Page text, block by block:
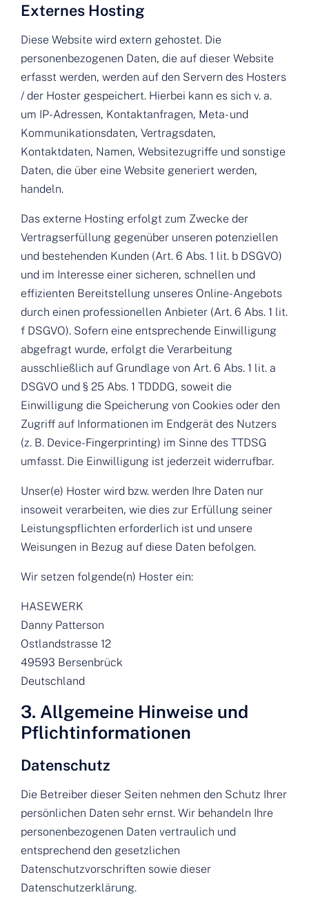
Externes Hosting
Diese Website wird extern gehostet. Die
personenbezogenen Daten, die auf dieser Website
erfasst werden, werden auf den Servern des Hosters
/ der Hoster gespeichert. Hierbei kann es sich v. a.
um IP-Adressen, Kontaktanfragen, Meta- und
Kommunikationsdaten, Vertragsdaten,
Kontaktdaten, Namen, Websitezugriffe und sonstige
Daten, die über eine Website generiert werden,
handeln.
Das externe Hosting erfolgt zum Zwecke der
Vertragserfüllung gegenüber unseren potenziellen
und bestehenden Kunden (Art. 6 Abs. 1 lit. b DSGVO)
und im Interesse einer sicheren, schnellen und
effizienten Bereitstellung unseres Online-Angebots
durch einen professionellen Anbieter (Art. 6 Abs. 1 lit.
f DSGVO). Sofern eine entsprechende Einwilligung
abgefragt wurde, erfolgt die Verarbeitung
ausschließlich auf Grundlage von Art. 6 Abs. 1 lit. a
DSGVO und § 25 Abs. 1 TDDDG, soweit die
Einwilligung die Speicherung von Cookies oder den
Zugriff auf Informationen im Endgerät des Nutzers
(z. B. Device-Fingerprinting) im Sinne des TTDSG
umfasst. Die Einwilligung ist jederzeit widerrufbar.
Unser(e) Hoster wird bzw. werden Ihre Daten nur
insoweit verarbeiten, wie dies zur Erfüllung seiner
Leistungspflichten erforderlich ist und unsere
Weisungen in Bezug auf diese Daten befolgen.
Wir setzen folgende(n) Hoster ein:
HASEWERK
Danny Patterson
Ostlandstrasse 12
49593 Bersenbrück
Deutschland
3. Allgemeine Hinweise und
Pflicht­informationen
Datenschutz
Die Betreiber dieser Seiten nehmen den Schutz Ihrer
persönlichen Daten sehr ernst. Wir behandeln Ihre
personenbezogenen Daten vertraulich und
entsprechend den gesetzlichen
Datenschutzvorschriften sowie dieser
Datenschutzerklärung.